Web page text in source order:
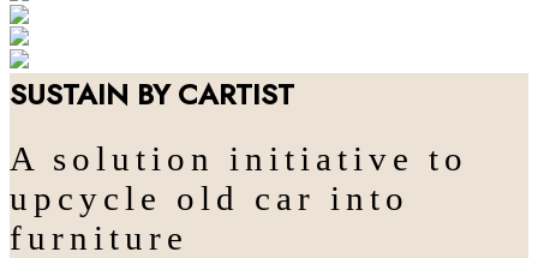
SUSTAIN BY CARTIST
A solution initiative to
upcycle old car into
furniture